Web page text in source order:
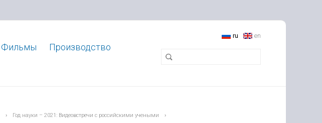
ru en
Фильмы
Производство
› Год науки – 2021: Видеовстречи с российскими учеными ›